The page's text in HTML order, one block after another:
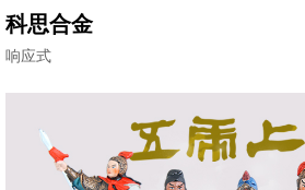
科思合金
响应式